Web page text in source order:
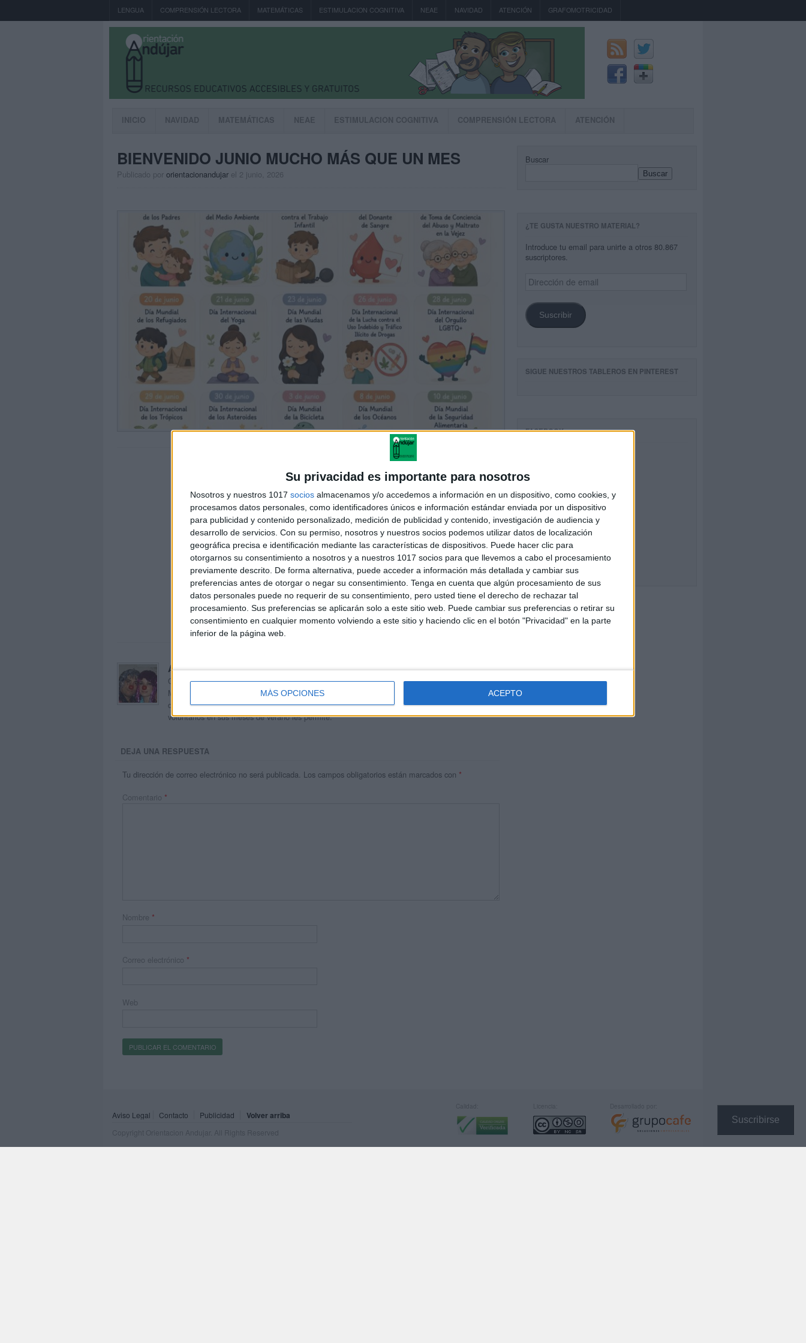
Su privacidad es importante para nosotros
Nosotros y nuestros 1017 socios almacenamos y/o accedemos a información en un dispositivo, como cookies, y
procesamos datos personales, como identificadores únicos e información estándar enviada por un dispositivo
para publicidad y contenido personalizado, medición de publicidad y contenido, investigación de audiencia y
desarrollo de servicios. Con su permiso, nosotros y nuestros socios podemos utilizar datos de localización
geográfica precisa e identificación mediante las características de dispositivos. Puede hacer clic para
otorgarnos su consentimiento a nosotros y a nuestros 1017 socios para que llevemos a cabo el procesamiento
previamente descrito. De forma alternativa, puede acceder a información más detallada y cambiar sus
preferencias antes de otorgar o negar su consentimiento. Tenga en cuenta que algún procesamiento de sus
datos personales puede no requerir de su consentimiento, pero usted tiene el derecho de rechazar tal
procesamiento. Sus preferencias se aplicarán solo a este sitio web. Puede cambiar sus preferencias o retirar su
consentimiento en cualquier momento volviendo a este sitio y haciendo clic en el botón "Privacidad" en la parte
inferior de la página web.
MÁS OPCIONES ACEPTO
Suscribirse
LENGUA COMPRENSIÓN LECTORA MATEMÁTICAS ESTIMULACION COGNITIVA NEAE NAVIDAD ATENCIÓN GRAFOMOTRICIDAD
INICIO NAVIDAD MATEMÁTICAS NEAE ESTIMULACION COGNITIVA COMPRENSIÓN LECTORA ATENCIÓN
BIENVENIDO JUNIO MUCHO MÁS QUE UN MES
Publicado por orientacionandujar el 2 junio, 2026
Acerca de orientacionandujar
Orientación Andújar no es solo un blog, es la apuesta personal de dos profesores Ginés y
Maribel, que además de ser pareja, son los encargados de los contenidos que encontramos
dentro del blog y en el cual, vuelcan la mayor parte del tiempo, que sus tareas como docentes, y
voluntarios en sus meses de verano les permite.
DEJA UNA RESPUESTA
Tu dirección de correo electrónico no será publicada. Los campos obligatorios están marcados con *
Comentario *
Nombre *
Correo electrónico *
Web
Buscar
Buscar
¿TE GUSTA NUESTRO MATERIAL?
Introduce tu email para unirte a otros 80.867
suscriptores.
Dirección
de
Suscribir
SIGUE NUESTROS TABLEROS EN PINTEREST
FACEBOOK
Aviso Legal Contacto Publicidad Volver arriba